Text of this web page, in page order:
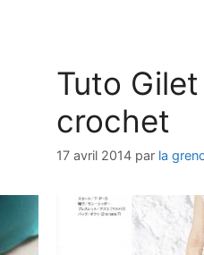
Tuto Gilet
crochet
17 avril 2014 par la